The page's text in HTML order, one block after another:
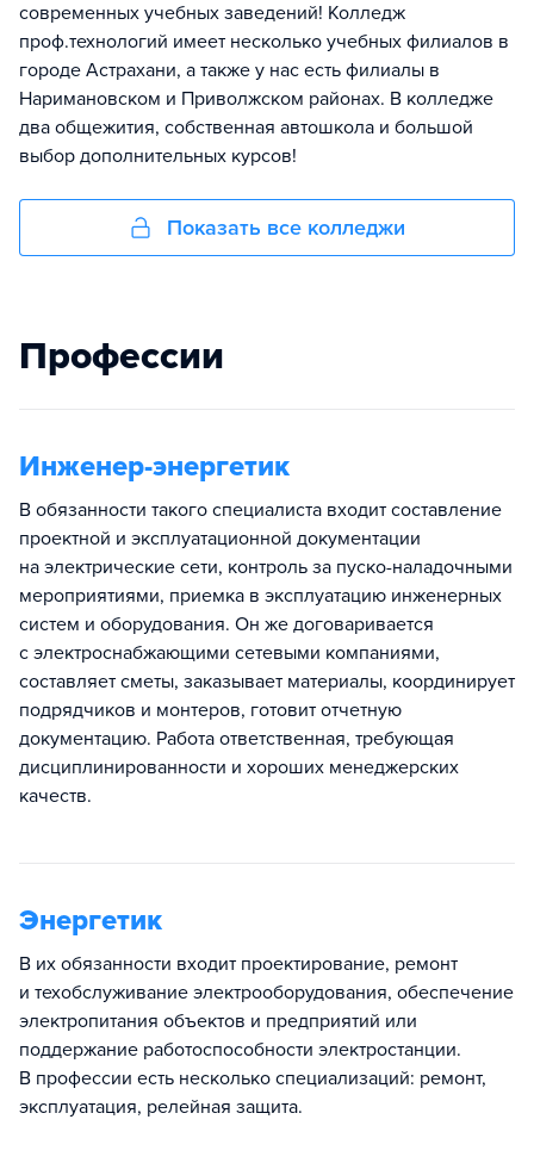
современных учебных заведений! Колледж
проф.технологий имеет несколько учебных филиалов в
городе Астрахани, а также у нас есть филиалы в
Наримановском и Приволжском районах. В колледже
два общежития, собственная автошкола и большой
выбор дополнительных курсов!
Показать все колледжи
Профессии
Инженер-энергетик
В обязанности такого специалиста входит составление
проектной и эксплуатационной документации
на электрические сети, контроль за пуско-наладочными
мероприятиями, приемка в эксплуатацию инженерных
систем и оборудования. Он же договаривается
с электроснабжающими сетевыми компаниями,
составляет сметы, заказывает материалы, координирует
подрядчиков и монтеров, готовит отчетную
документацию. Работа ответственная, требующая
дисциплинированности и хороших менеджерских
качеств.
Энергетик
В их обязанности входит проектирование, ремонт
и техобслуживание электрооборудования, обеспечение
электропитания объектов и предприятий или
поддержание работоспособности электростанции.
В профессии есть несколько специализаций: ремонт,
эксплуатация, релейная защита.